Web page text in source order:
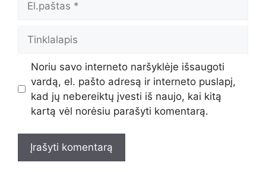
Noriu savo interneto naršyklėje išsaugoti
vardą, el. pašto adresą ir interneto puslapį,
kad jų nebereiktų įvesti iš naujo, kai kitą
kartą vėl norėsiu parašyti komentarą.